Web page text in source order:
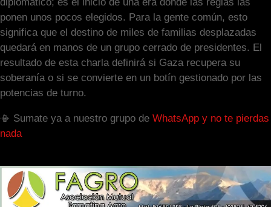
ponen unos pocos elegidos. Para la gente común, esto
significa que el destino de miles de familias desplazadas
quedará en manos de un grupo cerrado de presidentes. El
resultado de esta charla definirá si Gaza recupera su
soberanía o si se convierte en un botín gestionado por las
potencias de turno.
📳 Sumate ya a nuestro grupo de WhatsApp y no te pierdas
nada